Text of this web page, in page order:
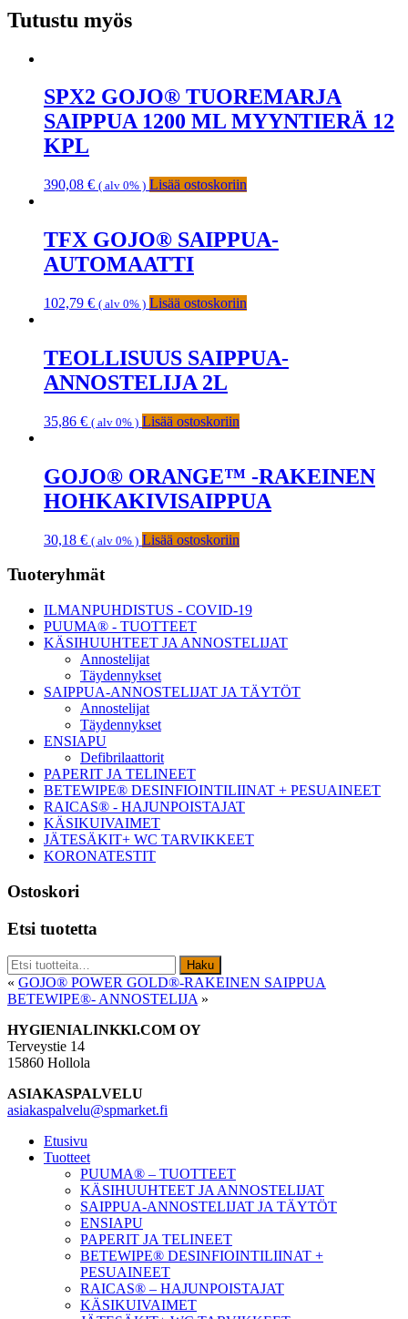
Tutustu myös
SPX2 GOJO® TUOREMARJA
SAIPPUA 1200 ML MYYNTIERÄ 12
KPL
390,08 € ( alv 0% ) Lisää ostoskoriin
TFX GOJO® SAIPPUA-
AUTOMAATTI
102,79 € ( alv 0% ) Lisää ostoskoriin
TEOLLISUUS SAIPPUA-
ANNOSTELIJA 2L
35,86 € ( alv 0% ) Lisää ostoskoriin
GOJO® ORANGE™ -RAKEINEN
HOHKAKIVISAIPPUA
30,18 € ( alv 0% ) Lisää ostoskoriin
Ensisijainen
sivupalkki
Tuoteryhmät
ILMANPUHDISTUS - COVID-19
PUUMA® - TUOTTEET
KÄSIHUUHTEET JA ANNOSTELIJAT
Annostelijat
Täydennykset
SAIPPUA-ANNOSTELIJAT JA TÄYTÖT
Annostelijat
Täydennykset
ENSIAPU
Defibrilaattorit
PAPERIT JA TELINEET
BETEWIPE® DESINFIOINTILIINAT + PESUAINEET
RAICAS® - HAJUNPOISTAJAT
KÄSIKUIVAIMET
JÄTESÄKIT+ WC TARVIKKEET
KORONATESTIT
Ostoskori
Etsi tuotetta
Etsi: Haku
« GOJO® POWER GOLD®-RAKEINEN SAIPPUA
BETEWIPE®- ANNOSTELIJA »
Footer
HYGIENIALINKKI.COM OY
Terveystie 14
15860 Hollola
ASIAKASPALVELU
asiakaspalvelu@spmarket.fi
Etusivu
Tuotteet
PUUMA® – TUOTTEET
KÄSIHUUHTEET JA ANNOSTELIJAT
SAIPPUA-ANNOSTELIJAT JA TÄYTÖT
ENSIAPU
PAPERIT JA TELINEET
BETEWIPE® DESINFIOINTILIINAT +
PESUAINEET
RAICAS® – HAJUNPOISTAJAT
KÄSIKUIVAIMET